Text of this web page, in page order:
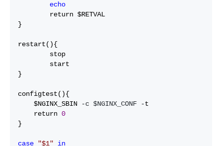
echo
        return $RETVAL
}
restart(){
        stop
        start
}
configtest(){
    $NGINX_SBIN
-c $NGINX_CONF -t
    return
0
}
case "$1"
in